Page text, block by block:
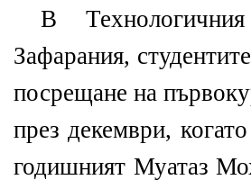
В
Зафарания,
посрещане на
през декември,
годишният Муатаз